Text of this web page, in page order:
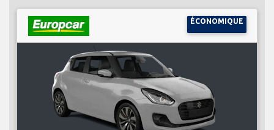
ÉCONOMIQUE